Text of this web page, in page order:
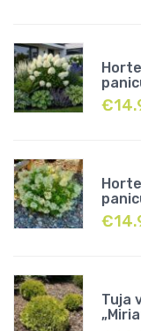
€
€
Tuja